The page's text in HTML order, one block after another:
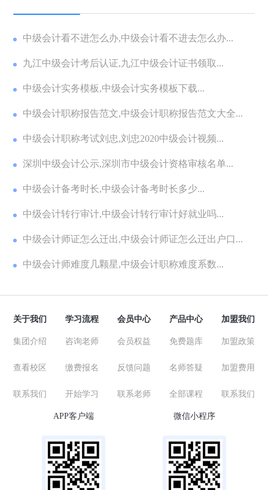
中级会计看不进怎么办,中级会计看不进去怎么办...
九江中级会计考后认证,九江中级会计证书领取...
中级会计实务模板,中级会计实务模板下载...
中级会计职称报告范文,中级会计职称报告范文大全...
中级会计职称考试刘忠,刘忠2020中级会计视频...
深圳中级会计公示,深圳市中级会计资格审核名单...
中级会计备考时长,中级会计备考时长多少...
中级会计转行审计,中级会计转行审计好就业吗...
中级会计师证怎么迁出,中级会计师证怎么迁出户口...
中级会计师难度几颗星,中级会计职称难度系数...
关于我们
集团介绍
查看校区
联系我们
学习流程
咨询老师
缴费报名
开始学习
会员中心
会员权益
反馈问题
联系老师
产品中心
免费题库
名师答疑
全部课程
加盟我们
加盟政策
加盟费用
联系我们
APP客户端 微信小程序